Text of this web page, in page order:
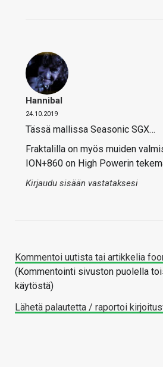
Hannibal
24.10.2019
Tässä mallissa Seasonic SGX…
Fraktalilla on myös muiden
ION+860 on High Powerin
Kirjaudu sisään vastataksesi
Kommentoi uutista tai artikkelia
(Kommentointi sivuston puolella
käytöstä)
Lähetä palautetta / raportoi